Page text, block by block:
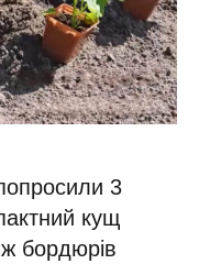
3
кущ
бордюрів